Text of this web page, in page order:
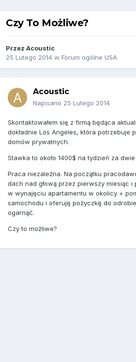
Czy To Możliwe?
Przez Acoustic
25 Lutego 2014 w Forum ogólne USA
Acoustic
Napisano 25 Lutego 2014
Skontaktowałem się z firmą będąca
dokładnie Los Angeles, która potrzebuje
domów prywatnych.
Stawka to około 1400$ na tydzień za dwie
Praca niezależna. Na początku
dach nad głową przez pierwszy miesiąc
w wynajęciu apartamentu w okolicy +
samochodu i oferuję pożyczkę do
ogarnąć.
Czy to możliwe?